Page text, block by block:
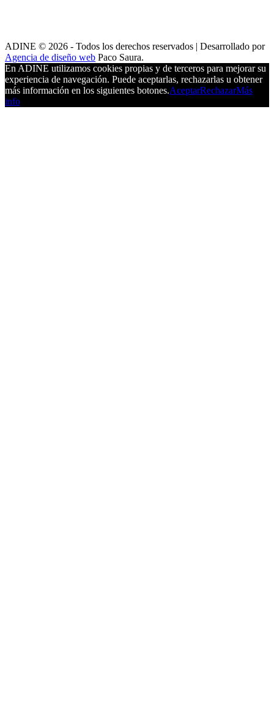
ADINE © 2026 - Todos los derechos reservados | Desarrollado por
Agencia de diseño web Paco Saura.
En ADINE utilizamos cookies propias y de terceros para mejorar su
experiencia de navegación. Puede aceptarlas, rechazarlas u obtener
más información en los siguientes botones.AceptarRechazarMás
info